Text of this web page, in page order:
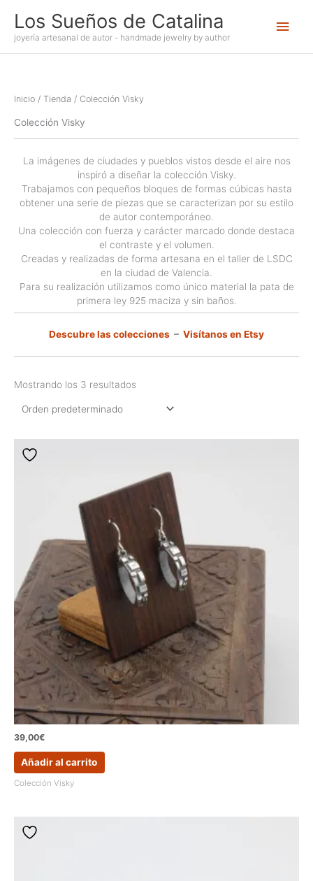
contenido
Los Sueños de Catalina
joyería artesanal de autor - handmade jewelry by author
Inicio / Tienda / Colección Visky
Colección Visky
La imágenes de ciudades y pueblos vistos desde el aire nos
inspiró a diseñar la colección Visky.
Trabajamos con pequeños bloques de formas cúbicas hasta
obtener una serie de piezas que se caracterizan por su estilo
de autor contemporáneo.
Una colección con fuerza y carácter marcado donde destaca
el contraste y el volumen.
Creadas y realizadas de forma artesana en el taller de LSDC
en la ciudad de Valencia.
Para su realización utilizamos como único material la pata de
primera ley 925 maciza y sin baños.
Descubre las colecciones – Visítanos en Etsy
Mostrando los 3 resultados
39,00€
Añadir al carrito
Colección Visky